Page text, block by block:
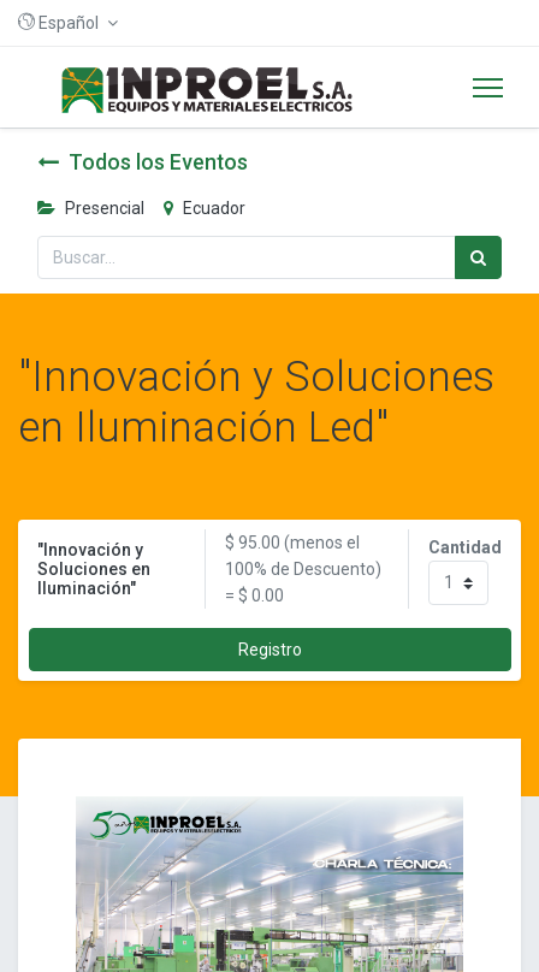
Español
Todos los Eventos
Presencial Ecuador
"Innovación y Soluciones
en Iluminación Led"
"Innovación y
Soluciones en
Iluminación"
$95.00 (menos el
100% de Descuento)
= $ 0.00
Cantidad
Registro